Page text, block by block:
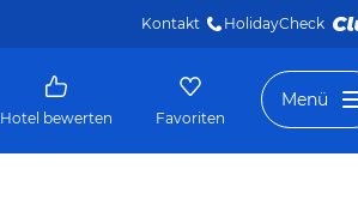
Kontakt HolidayCheck
Hotel bewerten Favoriten
Menü